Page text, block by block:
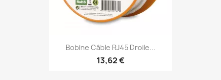
Bobine Câble RJ45 Droile...
13,62 €